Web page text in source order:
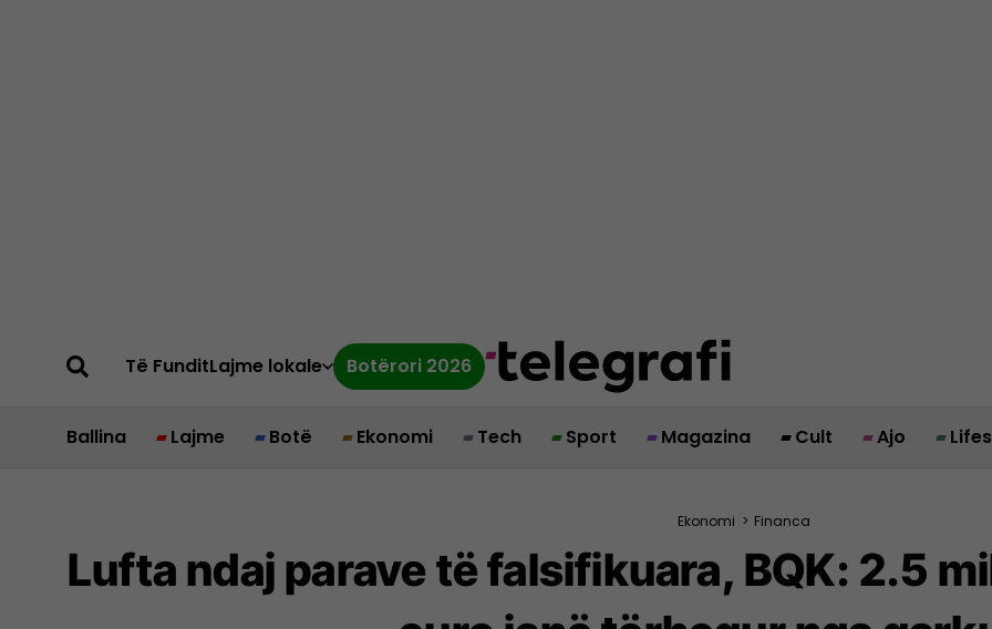
Të FunditLajme lokale Botërori 2026
Ballina Lajme Botë Ekonomi Tech Sport Magazina Cult Ajo
Ekonomi > Financa
Lufta ndaj parave të falsifikuara, BQK: 2.5